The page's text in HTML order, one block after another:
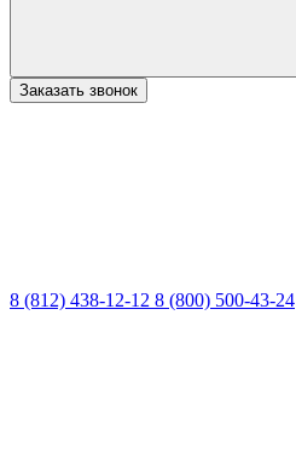
Заказать звонок
8 (812) 438-12-12 8 (800) 500-43-24